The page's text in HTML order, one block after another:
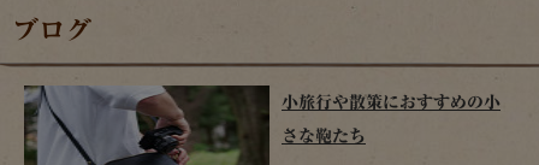
ブログ
小旅行や散策におすすめの小
さな鞄たち